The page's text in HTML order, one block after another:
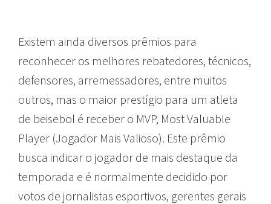
Existem ainda diversos prêmios para
reconhecer os melhores rebatedores, técnicos,
defensores, arremessadores, entre muitos
outros, mas o maior prestígio para um atleta
de beisebol é receber o MVP, Most Valuable
Player (Jogador Mais Valioso). Este prêmio
busca indicar o jogador de mais destaque da
temporada e é normalmente decidido por
votos de jornalistas esportivos, gerentes gerais